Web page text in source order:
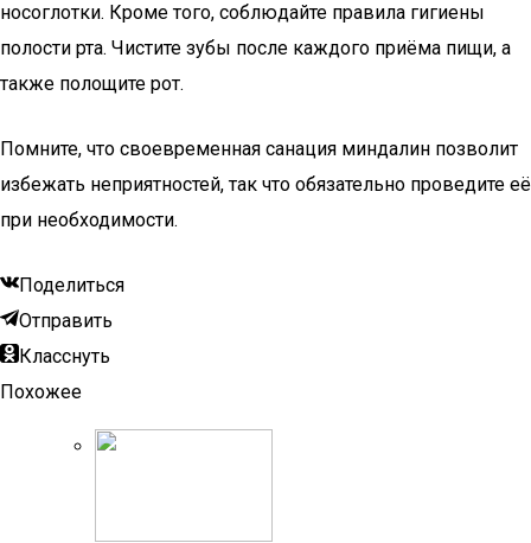
носоглотки. Кроме того, соблюдайте правила гигиены
полости рта. Чистите зубы после каждого приёма пищи, а
также полощите рот.
Помните, что своевременная санация миндалин позволит
избежать неприятностей, так что обязательно проведите её
при необходимости.
Поделиться
Отправить
Класснуть
Похожее